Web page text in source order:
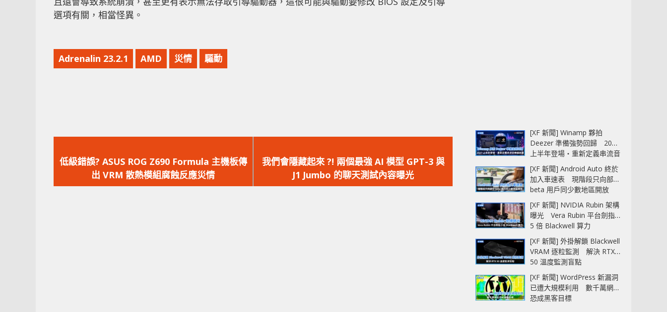
選項有關，相當怪異。
Adrenalin 23.2.1 AMD 災情 驅動
一
篇
文
低級錯誤? ASUS ROG Z690 Formula 主機板傳
出 VRM 散熱模組腐蝕反應災情
一
篇
文
我們會隱藏起來 ?! 兩個最強 AI 模型 GPT-3 與
J1 Jumbo 的聊天測試內容曝光
[XF 新聞] Winamp 夥拍
Deezer 準備強勢回歸 2027
上半年登場‧重新定義串流音
樂播放器
[XF 新聞] Android Auto 終於
加入車速表 現階段只向部分
beta 用戶同少數地區開放
[XF 新聞] NVIDIA Rubin 架構
曝光 Vera Rubin 平台劍指
5 倍 Blackwell 算力
[XF 新聞] 外掛解鎖 Blackwell
VRAM 逐粒監測 解決 RTX
50 溫度監測盲點
[XF 新聞] WordPress 新漏洞
已遭大規模利用 數千萬網站
恐成黑客目標